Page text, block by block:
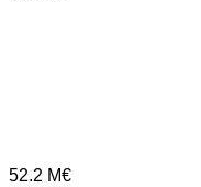
52.2 M€